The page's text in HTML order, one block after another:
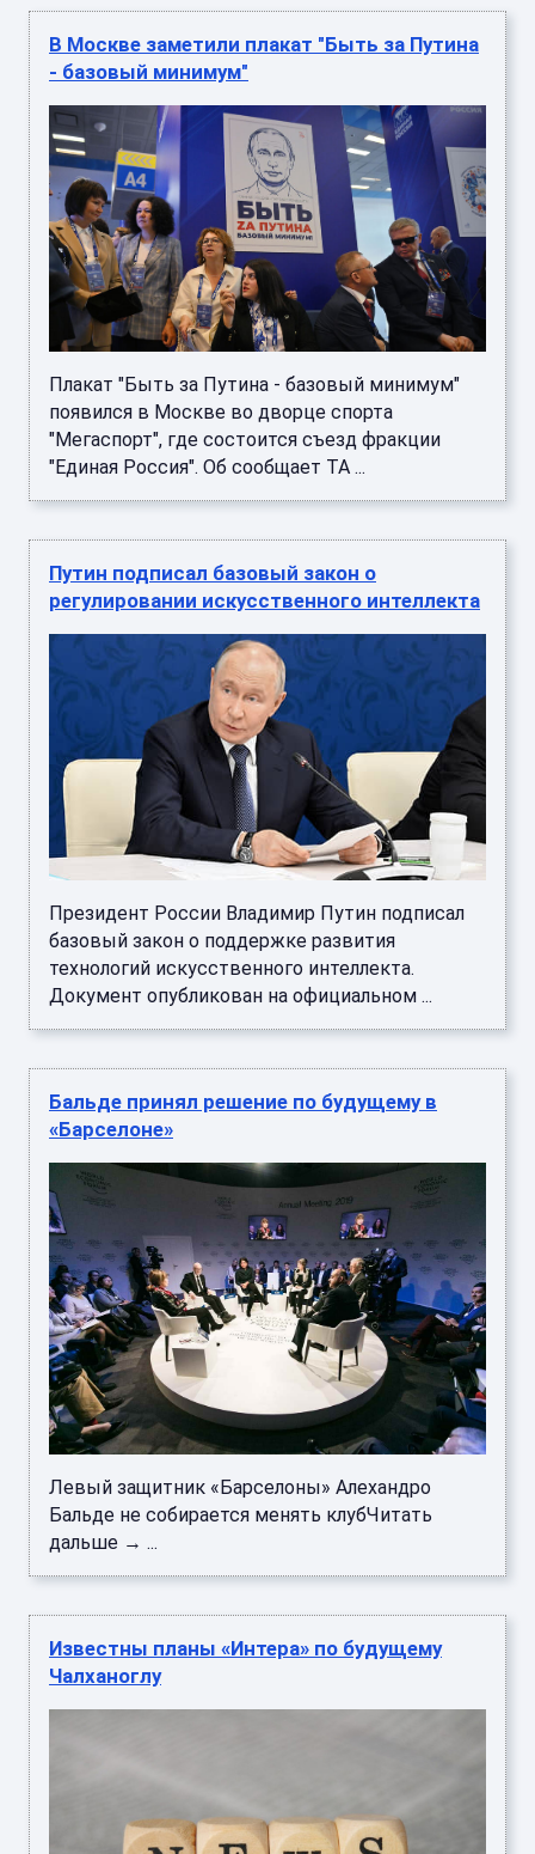
В Москве заметили плакат "Быть за Путина
- базовый минимум"
Плакат "Быть за Путина - базовый минимум"
появился в Москве во дворце спорта
"Мегаспорт", где состоится съезд фракции
"Единая Россия". Об сообщает ТА ...
Путин подписал базовый закон о
регулировании искусственного интеллекта
Президент России Владимир Путин подписал
базовый закон о поддержке развития
технологий искусственного интеллекта.
Документ опубликован на официальном ...
Бальде принял решение по будущему в
«Барселоне»
Левый защитник «Барселоны» Алехандро
Бальде не собирается менять клубЧитать
дальше → ...
Известны планы «Интера» по будущему
Чалханоглу